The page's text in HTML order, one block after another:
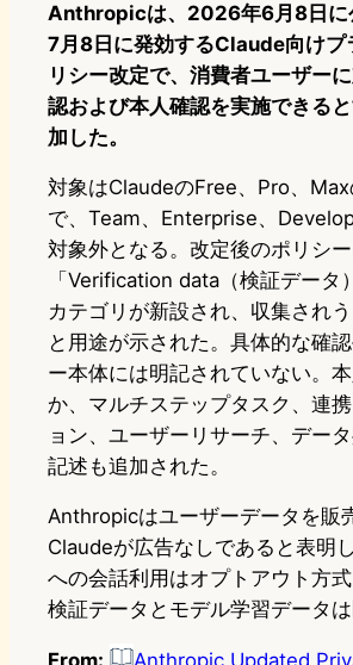
Anthropicは、2026年6月8日
7月8日に発効するClaude向けプ
リシー改定で、消費者ユーザー
認および本人確認を実施できる
加した。
対象はClaudeのFree、Pro、
で、Team、Enterprise、
対象外となる。改定後のポリシ
「Verification data（検証データ
カテゴリが新設され、収集され
と用途が示された。具体的な確
ー本体には明記されていない。
か、マルチステップタスク、連
ョン、ユーザーリサーチ、デー
記述も追加された。
Anthropicはユーザーデータを販
Claudeが広告なしであると表明
への会話利用はオプトアウト方式
検証データとモデル学習データは